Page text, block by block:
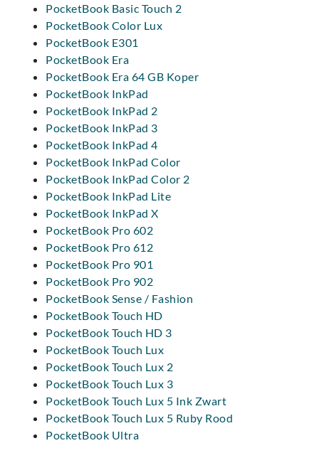
PocketBook Basic Touch 2
PocketBook Color Lux
PocketBook E301
PocketBook Era
PocketBook Era 64 GB Koper
PocketBook InkPad
PocketBook InkPad 2
PocketBook InkPad 3
PocketBook InkPad 4
PocketBook InkPad Color
PocketBook InkPad Color 2
PocketBook InkPad Lite
PocketBook InkPad X
PocketBook Pro 602
PocketBook Pro 612
PocketBook Pro 901
PocketBook Pro 902
PocketBook Sense / Fashion
PocketBook Touch HD
PocketBook Touch HD 3
PocketBook Touch Lux
PocketBook Touch Lux 2
PocketBook Touch Lux 3
PocketBook Touch Lux 5 Ink Zwart
PocketBook Touch Lux 5 Ruby Rood
PocketBook Ultra